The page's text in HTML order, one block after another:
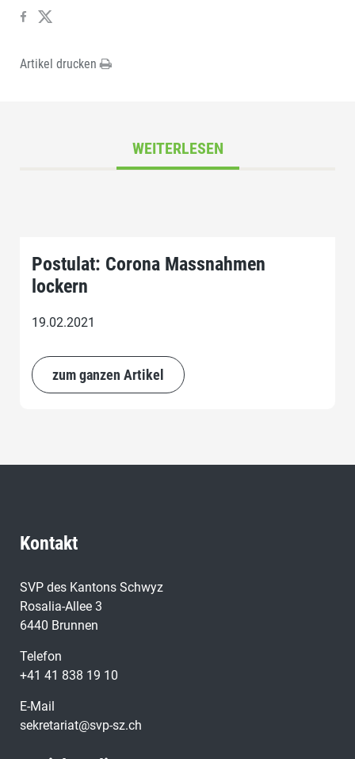
Artikel drucken
WEITERLESEN
Postulat: Corona Massnahmen
lockern
19.02.2021
zum ganzen Artikel
Kontakt
SVP des Kantons Schwyz
Rosalia-Allee 3
6440 Brunnen
Telefon
+41 41 838 19 10
E-Mail
sekretariat@svp-sz.ch